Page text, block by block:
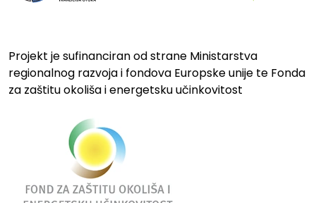
Projekt je sufinanciran od strane Ministarstva
regionalnog razvoja i fondova Europske unije te Fonda
za zaštitu okoliša i energetsku učinkovitost